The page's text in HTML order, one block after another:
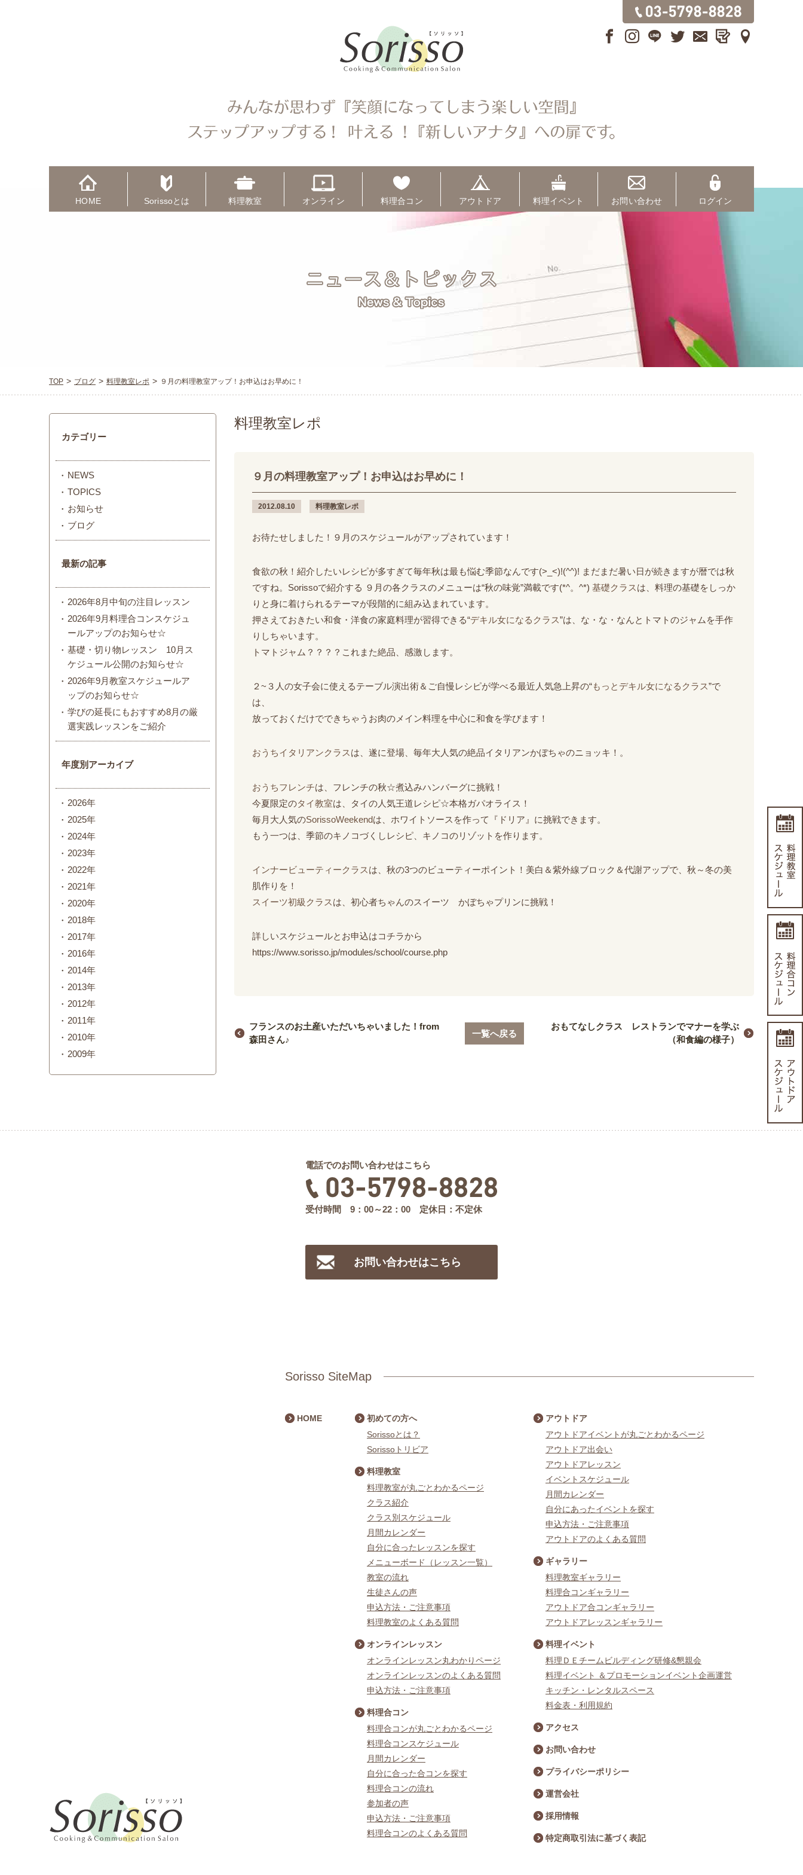
HOME Sorissoとは 料理教室 オンライン 料理合コン アウトドア 料理イベント お問い合わせ ログイン
TOP ブログ 料理教室レポ ９月の料理教室アップ！お申込はお早めに！
料理教室レポ
９月の料理教室アップ！お申込はお早めに！
2012.08.10 料理教室レポ
お待たせしました！９月のスケジュールがアップされています！
食欲の秋！紹介したいレシピが多すぎて毎年秋は最も悩む季節なんです(>_<)!(^^)! まだまだ暑い日が続きますが暦では秋
ですね。Sorissoで紹介する ９月の各クラスのメニューは“秋の味覚”満載です(*^。^*) 基礎クラスは、料理の基礎をしっか
りと身に着けられるテーマが段階的に組み込まれています。
押さえておきたい和食・洋食の家庭料理が習得できる“デキル女になるクラス”は、な・な・なんとトマトのジャムを手作
りしちゃいます。
トマトジャム？？？？これまた絶品、感激します。
２~３人の女子会に使えるテーブル演出術＆ご自慢レシピが学べる最近人気急上昇の“もっとデキル女になるクラス”で
は、
放っておくだけでできちゃうお肉のメイン料理を中心に和食を学びます！
おうちイタリアンクラスは、遂に登場、毎年大人気の絶品イタリアンかぼちゃのニョッキ！。
おうちフレンチは、フレンチの秋☆煮込みハンバーグに挑戦！
今夏限定のタイ教室は、タイの人気王道レシピ☆本格ガパオライス！
毎月大人気のSorissoWeekendは、ホワイトソースを作って『ドリア』に挑戦できます。
もう一つは、季節のキノコづくしレシピ、キノコのリゾットを作ります。
インナービューティークラスは、秋の3つのビューティーポイント！美白＆紫外線ブロック＆代謝アップで、秋～冬の美
肌作りを！
スイーツ初級クラスは、初心者ちゃんのスイーツ かぼちゃプリンに挑戦！
詳しいスケジュールとお申込はコチラから
https://www.sorisso.jp/modules/school/course.php
フランスのお土産いただいちゃいました！from
森田さん♪
おもてなしクラス レストランでマナーを学ぶ
（和食編の様子）
一覧へ戻る
カテゴリー
NEWS
TOPICS
お知らせ
ブログ
最新の記事
2026年8月中旬の注目レッスン
2026年9月料理合コンスケジュ
ールアップのお知らせ☆
基礎・切り物レッスン 10月ス
ケジュール公開のお知らせ☆
2026年9月教室スケジュールア
ップのお知らせ☆
学びの延長にもおすすめ8月の厳
選実践レッスンをご紹介
年度別アーカイブ
2026年
2025年
2024年
2023年
2022年
2021年
2020年
2018年
2017年
2016年
2014年
2013年
2012年
2011年
2010年
2009年
電話でのお問い合わせはこちら
受付時間 9：00～22：00 定休日：不定休
お問い合わせはこちら
Sorisso SiteMap
HOME
初めての方へ
Sorissoとは？
Sorissoトリビア
料理教室
料理教室が丸ごとわかるページ
クラス紹介
クラス別スケジュール
月間カレンダー
自分に合ったレッスンを探す
メニューボード（レッスン一覧）
教室の流れ
生徒さんの声
申込方法・ご注意事項
料理教室のよくある質問
オンラインレッスン
オンラインレッスン丸わかりページ
オンラインレッスンのよくある質問
申込方法・ご注意事項
料理合コン
料理合コンが丸ごとわかるページ
料理合コンスケジュール
月間カレンダー
自分に合った合コンを探す
料理合コンの流れ
参加者の声
申込方法・ご注意事項
料理合コンのよくある質問
アウトドア
アウトドアイベントが丸ごとわかるページ
アウトドア出会い
アウトドアレッスン
イベントスケジュール
月間カレンダー
自分にあったイベントを探す
申込方法・ご注意事項
アウトドアのよくある質問
ギャラリー
料理教室ギャラリー
料理合コンギャラリー
アウトドア合コンギャラリー
アウトドアレッスンギャラリー
料理イベント
料理ＤＥチームビルディング研修&懇親会
料理イベント ＆プロモーションイベント企画運営
キッチン・レンタルスペース
料金表・利用規約
アクセス
お問い合わせ
プライバシーポリシー
運営会社
採用情報
特定商取引法に基づく表記